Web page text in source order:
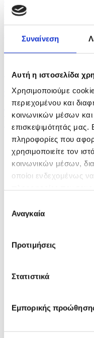
Συναίνεση
Αυτή η ιστοσελίδα
Χρησιμοποιούμε
περιεχομένου και
κοινωνικών μέσων
επισκεψιμότητάς μας.
πληροφορίες που
χρησιμοποιείτε τον
κοινωνικών μέσων,
οποίοι ενδεχομένως
των υπηρεσιών τους.
συγκατάθεσης
Αναγκαία
Προτιμήσεις
Στατιστικά
Εμπορικής
πριν 20 λεπτά
Βαρύ το φορτίο, ο
είπε η...
πριν 25 λεπτά
Ισόβια κάθειρξη
πριν 31 λεπτά
Το ΤΕΠΑΚ
Επαγγελματικής...